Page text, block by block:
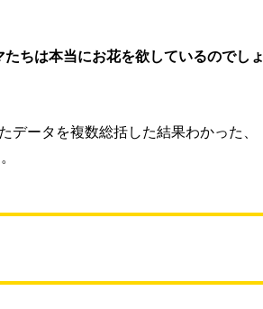
ちは本当にお花を欲しているのでしょ
データを複数総括した結果わかった、